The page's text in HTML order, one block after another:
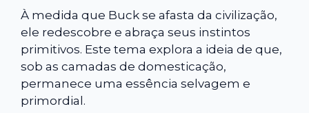
À medida que Buck se afasta da civilização,
ele redescobre e abraça seus instintos
primitivos. Este tema explora a ideia de que,
sob as camadas de domesticação,
permanece uma essência selvagem e
primordial.